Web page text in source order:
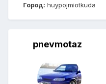
Город: huypojmiotkuda
pnevmotaz